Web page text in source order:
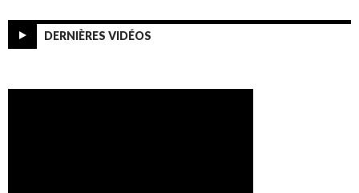
DERNIÈRES VIDÉOS